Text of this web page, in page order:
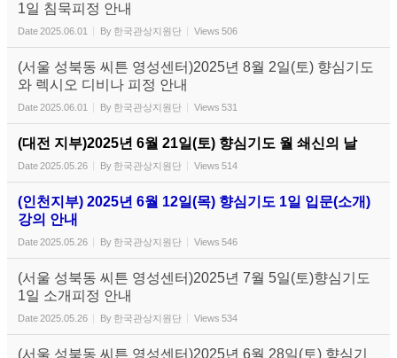
1일 침묵피정 안내
Date2025.06.01 By 한국관상지원단 Views 506
(서울 성북동 씨튼 영성센터)2025년 8월 2일(토) 향심기도
와 렉시오 디비나 피정 안내
Date2025.06.01 By 한국관상지원단 Views 531
(대전 지부)2025년 6월 21일(토) 향심기도 월 쇄신의 날
Date2025.05.26 By 한국관상지원단 Views 514
(인천지부) 2025년 6월 12일(목) 향심기도 1일 입문(소개)
강의 안내
Date2025.05.26 By 한국관상지원단 Views 546
(서울 성북동 씨튼 영성센터)2025년 7월 5일(토)향심기도
1일 소개피정 안내
Date2025.05.26 By 한국관상지원단 Views 534
(서울 성북동 씨튼 영성센터)2025년 6월 28일(토) 향심기